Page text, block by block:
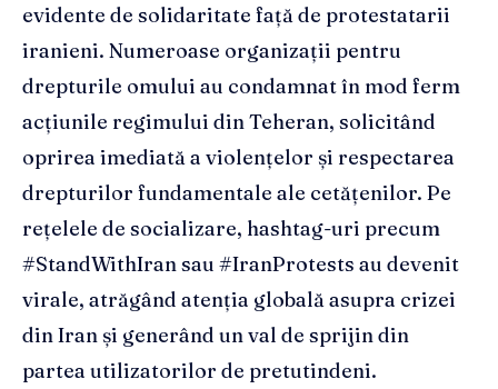
evidente de solidaritate față de protestatarii
iranieni. Numeroase organizații pentru
drepturile omului au condamnat în mod ferm
acțiunile regimului din Teheran, solicitând
oprirea imediată a violențelor și respectarea
drepturilor fundamentale ale cetățenilor. Pe
rețelele de socializare, hashtag-uri precum
#StandWithIran sau #IranProtests au devenit
virale, atrăgând atenția globală asupra crizei
din Iran și generând un val de sprijin din
partea utilizatorilor de pretutindeni.